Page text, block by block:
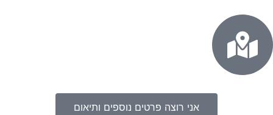
אני רוצה פרטים נוספים ותיאום